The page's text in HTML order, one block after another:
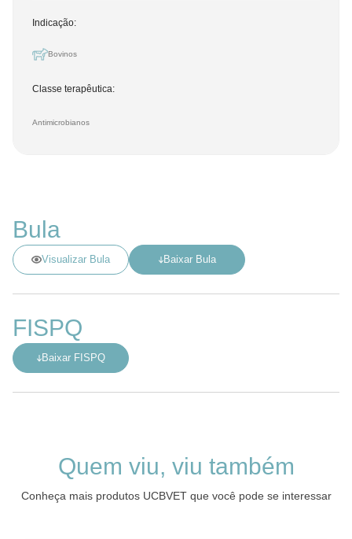
Indicação:
Bovinos
Classe terapêutica:
Antimicrobianos
Bula
Visualizar Bula Baixar Bula
FISPQ
Baixar FISPQ
Quem viu, viu também
Conheça mais produtos UCBVET que você pode se interessar